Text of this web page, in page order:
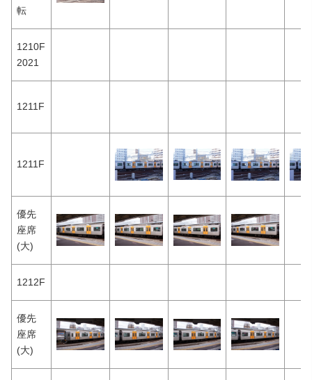
転
1210F
2021
1211F
1211F
優先
座席
(大)
1212F
優先
座席
(大)